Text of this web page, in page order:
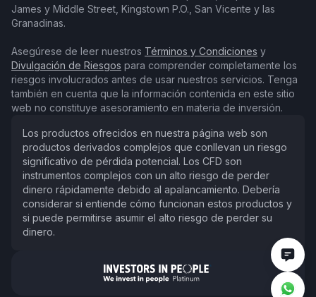
James y Middle Street, Kingstown P.O., San Vicente y las
Granadinas.
Asegúrese de leer nuestros Términos y Condiciones y
Divulgación de Riesgos para comprender completamente los
riesgos involucrados antes de usar nuestros servicios. Tenga
también en cuenta que la información contenida en este sitio
web no constituye asesoramiento en materia de inversión.
Los productos ofrecidos en nuestra página web son
productos derivados complejos que conllevan un riesgo
significativo de pérdida potencial. Los CFD son
instrumentos complejos con un alto riesgo de perder
dinero rápidamente debido al apalancamiento. Debería
considerar si entiende cómo funcionan estos productos y
si puede permitirse asumir el alto riesgo de perder su
dinero.